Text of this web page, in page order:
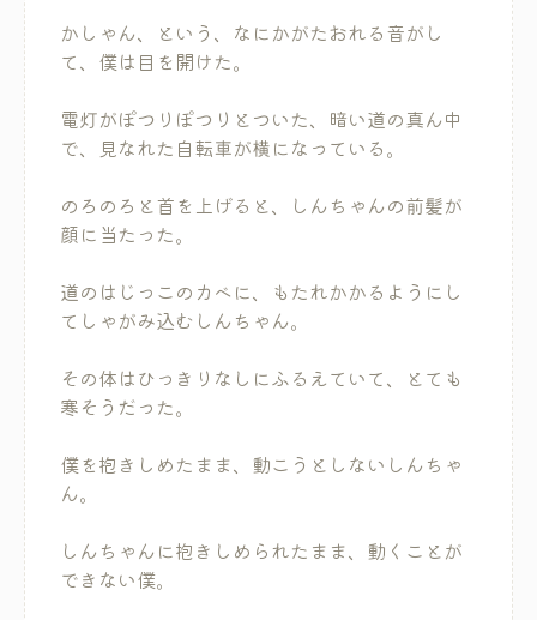
かしゃん、という、なにかがたおれる音がし
て、僕は目を開けた。
電灯がぽつりぽつりとついた、暗い道の真ん中
で、見なれた自転車が横になっている。
のろのろと首を上げると、しんちゃんの前髪が
顔に当たった。
道のはじっこのカベに、もたれかかるようにし
てしゃがみ込むしんちゃん。
その体はひっきりなしにふるえていて、とても
寒そうだった。
僕を抱きしめたまま、動こうとしないしんちゃ
ん。
しんちゃんに抱きしめられたまま、動くことが
できない僕。